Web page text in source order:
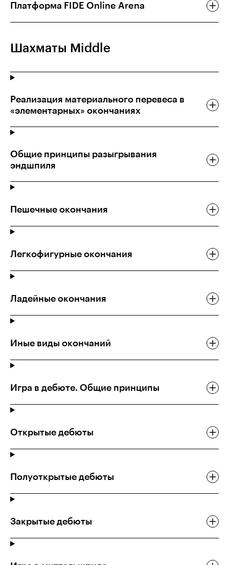
Платформа FIDE Online Arena
Шахматы Middle
Реализация материального перевеса в
«элементарных» окончаниях
Общие принципы разыгрывания
эндшпиля
Пешечные окончания
Легкофигурные окончания
Ладейные окончания
Иные виды окончаний
Игра в дебюте. Общие принципы
Открытые дебюты
Полуоткрытые дебюты
Закрытые дебюты